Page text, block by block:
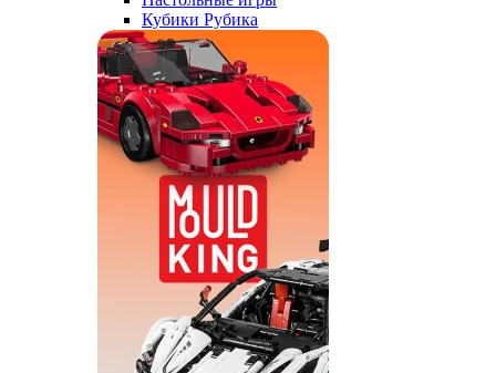
Кубики Рубика